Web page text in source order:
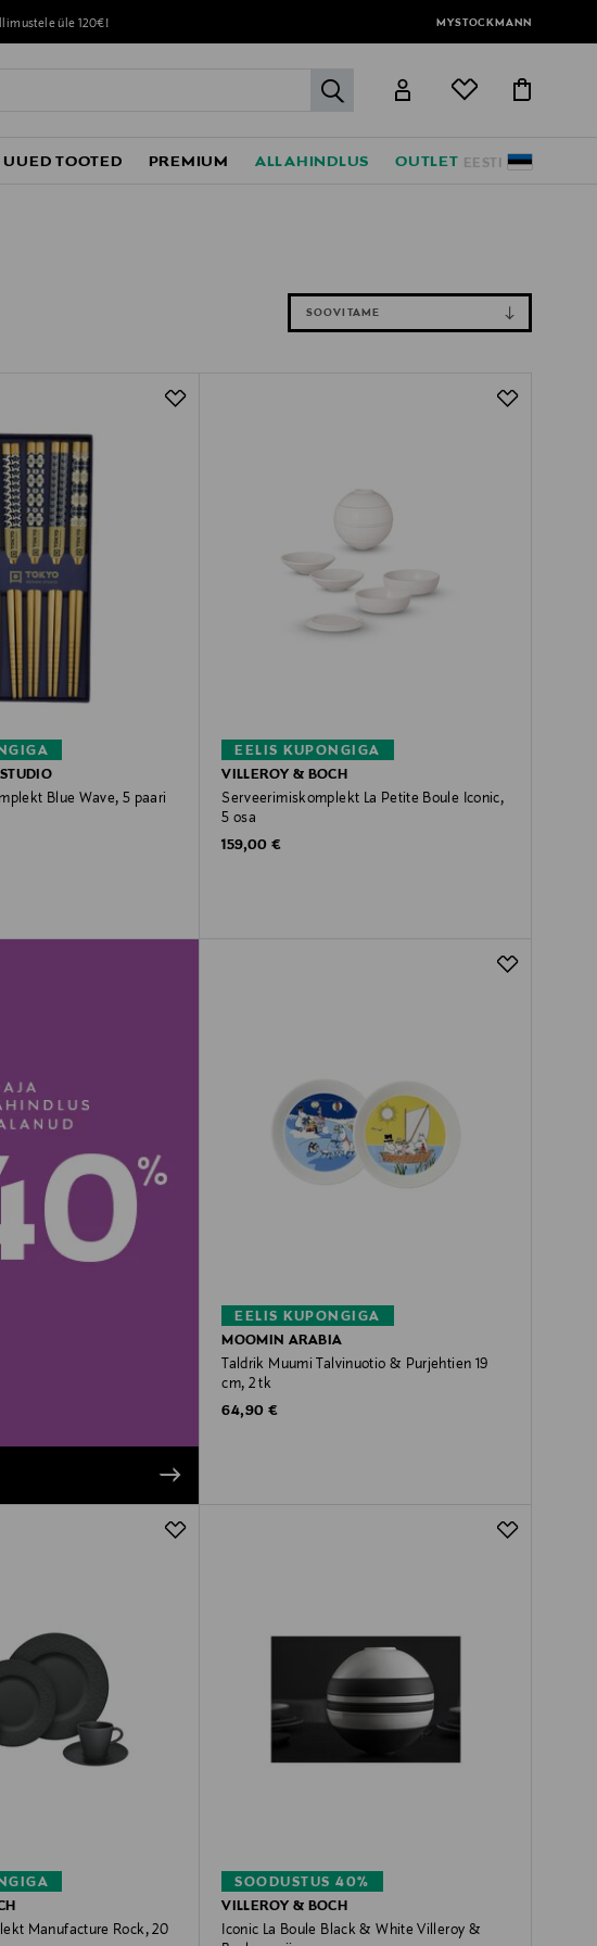
üle 120€! MYSTOCKMANN
label.header.go
EESTI
UUED TOOTED PREMIUM ALLAHINDLUS OUTLET
SOOVITAME
Blue Wave, 5 paari
EELIS KUPONGIGA
VILLEROY & BOCH
Serveerimiskomplekt La Petite Boule Iconic,
5 osa
Original Price
159,00 €
EELIS KUPONGIGA
MOOMIN ARABIA
Taldrik Muumi Talvinuotio & Purjehtien 19
cm, 2 tk
Original Price
64,90 €
Manufacture Rock, 20
SOODUSTUS 40%
VILLEROY & BOCH
Iconic La Boule Black & White Villeroy &